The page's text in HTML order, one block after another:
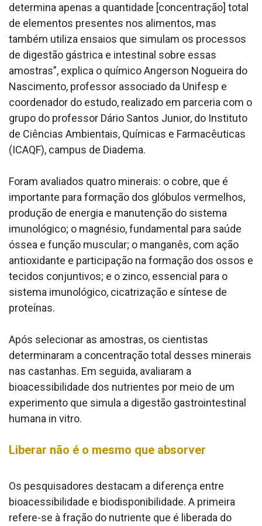
determina apenas a quantidade [concentração] total
de elementos presentes nos alimentos, mas
também utiliza ensaios que simulam os processos
de digestão gástrica e intestinal sobre essas
amostras”, explica o químico Angerson Nogueira do
Nascimento, professor associado da Unifesp e
coordenador do estudo, realizado em parceria com o
grupo do professor Dário Santos Junior, do Instituto
de Ciências Ambientais, Químicas e Farmacêuticas
(ICAQF), campus de Diadema.
Foram avaliados quatro minerais: o cobre, que é
importante para formação dos glóbulos vermelhos,
produção de energia e manutenção do sistema
imunológico; o magnésio, fundamental para saúde
óssea e função muscular; o manganês, com ação
antioxidante e participação na formação dos ossos e
tecidos conjuntivos; e o zinco, essencial para o
sistema imunológico, cicatrização e síntese de
proteínas.
Após selecionar as amostras, os cientistas
determinaram a concentração total desses minerais
nas castanhas. Em seguida, avaliaram a
bioacessibilidade dos nutrientes por meio de um
experimento que simula a digestão gastrointestinal
humana in vitro.
Liberar não é o mesmo que absorver
Os pesquisadores destacam a diferença entre
bioacessibilidade e biodisponibilidade. A primeira
refere-se à fração do nutriente que é liberada do